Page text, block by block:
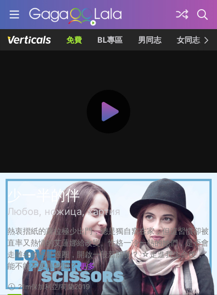
免費 BL專區 男同志 女同志
少一半的伴
Любов, ножица, хартия
熱衷摺紙的蘿拉極少出門，總是獨自窩在家，但這習慣卻被
直率又熱情的艾蓮娜給改變。性格一冷一熱的她們，是否會
走離各自的舒適圈，開啟一段新關係？ ☆走進我生命後，
能不能不要再離開？ 更多
21m保加利亞/荷蘭2019